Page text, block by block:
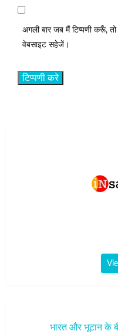
अगली बार जब मैं टिप्पणी करूँ,
वेबसाइट सहेजें।
भारत और भूटान के